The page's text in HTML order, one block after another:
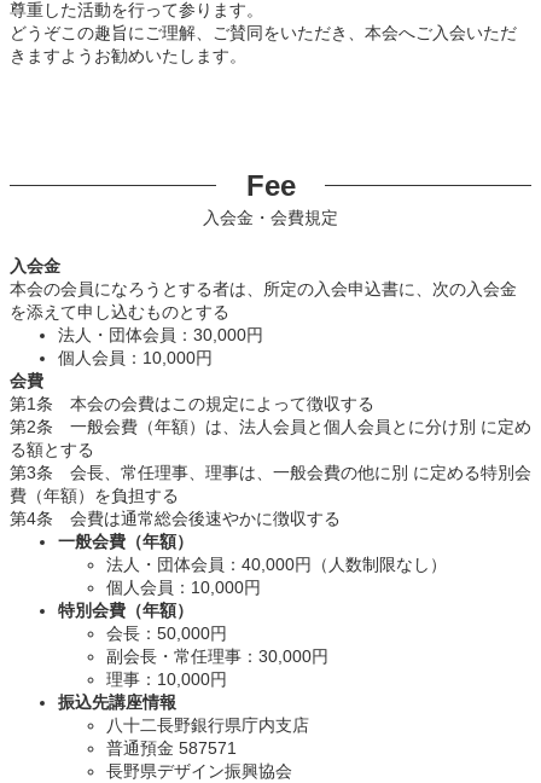
尊重した活動を行って参ります。
どうぞこの趣旨にご理解、ご賛同をいただき、本会へご入会いただ
きますようお勧めいたします。
Fee
入会金・会費規定
入会金
本会の会員になろうとする者は、所定の入会申込書に、次の入会金
を添えて申し込むものとする
法人・団体会員：30,000円
個人会員：10,000円
会費
第1条 本会の会費はこの規定によって徴収する
第2条 一般会費（年額）は、法人会員と個人会員とに分け別 に定め
る額とする
第3条 会長、常任理事、理事は、一般会費の他に別 に定める特別会
費（年額）を負担する
第4条 会費は通常総会後速やかに徴収する
一般会費（年額）
法人・団体会員：40,000円（人数制限なし）
個人会員：10,000円
特別会費（年額）
会長：50,000円
副会長・常任理事：30,000円
理事：10,000円
振込先講座情報
八十二長野銀行県庁内支店
普通預金 587571
長野県デザイン振興協会